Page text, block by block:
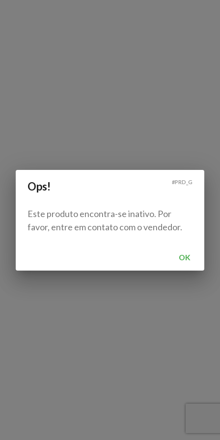
Ops! #PRD_G
Este produto encontra-se inativo. Por
favor, entre em contato com o vendedor.
OK